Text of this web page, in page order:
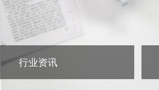
行业资讯